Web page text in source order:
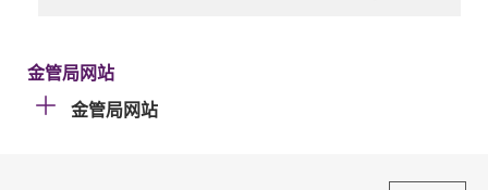
金管局网站
金管局网站